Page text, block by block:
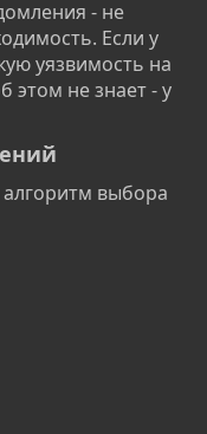
- не
Если у
уязвимость на
этом не знает - у
алгоритм выбора